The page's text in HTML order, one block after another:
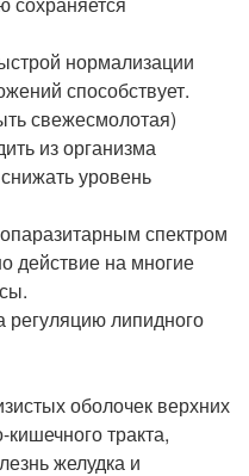
нормализации
способствует.
свежесмолотая)
из организма
уровень
спектром
действие на многие
липидного
оболочек верхних
тракта,
желудка и